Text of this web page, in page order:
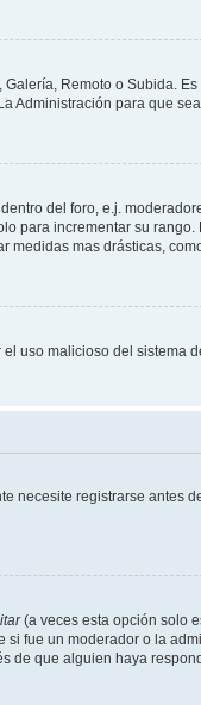
Remoto o Subida.
Administración para que
del foro, e.j.
para incrementar su rango.
medidas mas drásticas,
uso malicioso del sistema
necesite registrarse antes
(a veces esta opción solo
fue un moderador o la
de que alguien haya